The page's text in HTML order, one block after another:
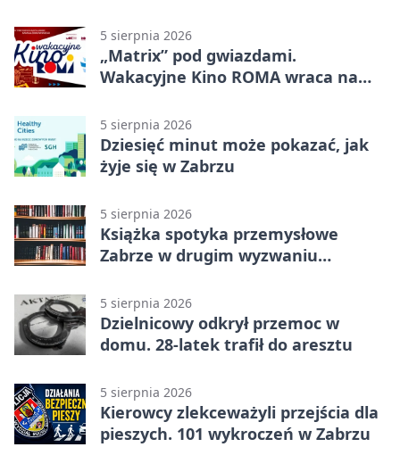
5 sierpnia 2026
„Matrix” pod gwiazdami.
Wakacyjne Kino ROMA wraca na
5 sierpnia 2026
Dziesięć minut może pokazać, jak
żyje się w Zabrzu
5 sierpnia 2026
Książka spotyka przemysłowe
Zabrze w drugim wyzwaniu
5 sierpnia 2026
Dzielnicowy odkrył przemoc w
domu. 28-latek trafił do aresztu
5 sierpnia 2026
Kierowcy zlekceważyli przejścia dla
pieszych. 101 wykroczeń w Zabrzu